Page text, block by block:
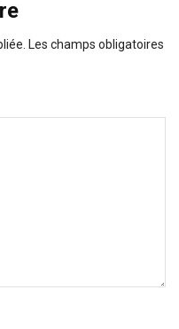
Les champs obligatoires